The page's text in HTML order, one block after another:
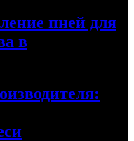
пней для
в